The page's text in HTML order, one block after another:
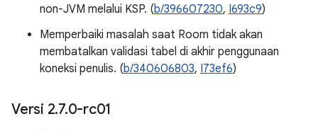
non-JVM melalui KSP. (b/396607230, I693c9)
Memperbaiki masalah saat Room tidak akan
membatalkan validasi tabel di akhir penggunaan
koneksi penulis. (b/340606803, I73ef6)
Versi 2.7.0-rc01